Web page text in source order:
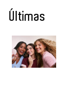
Últimas